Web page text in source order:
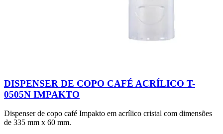
DISPENSER DE COPO CAFÉ ACRÍLICO T-
0505N IMPAKTO
Dispenser de copo café Impakto em acrílico cristal com dimensões
de 335 mm x 60 mm.